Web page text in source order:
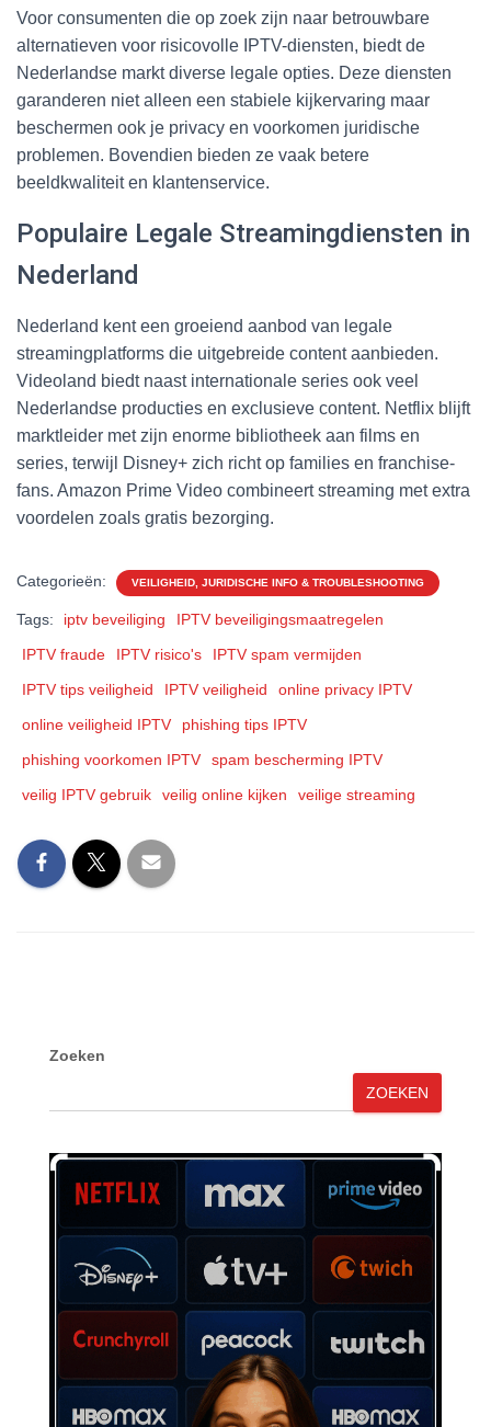
Voor consumenten die op zoek zijn naar betrouwbare
alternatieven voor risicovolle IPTV-diensten, biedt de
Nederlandse markt diverse legale opties. Deze diensten
garanderen niet alleen een stabiele kijkervaring maar
beschermen ook je privacy en voorkomen juridische
problemen. Bovendien bieden ze vaak betere
beeldkwaliteit en klantenservice.
Populaire Legale Streamingdiensten in
Nederland
Nederland kent een groeiend aanbod van legale
streamingplatforms die uitgebreide content aanbieden.
Videoland biedt naast internationale series ook veel
Nederlandse producties en exclusieve content. Netflix blijft
marktleider met zijn enorme bibliotheek aan films en
series, terwijl Disney+ zich richt op families en franchise-
fans. Amazon Prime Video combineert streaming met extra
voordelen zoals gratis bezorging.
Categorieën: VEILIGHEID, JURIDISCHE INFO & TROUBLESHOOTING
Tags: iptv beveiliging
IPTV beveiligingsmaatregelen
IPTV fraude
IPTV risico's
IPTV spam vermijden
IPTV tips veiligheid
IPTV veiligheid
online privacy IPTV
online veiligheid IPTV
phishing tips IPTV
phishing voorkomen IPTV
spam bescherming IPTV
veilig IPTV gebruik
veilig online kijken veilige streaming
Zoeken
ZOEKEN